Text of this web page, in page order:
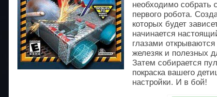
необходимо собрать
первого робота.
которых будет
начинается
глазами
железяк и полезных
Затем собирается
покраска вашего
настройки. И в бой!